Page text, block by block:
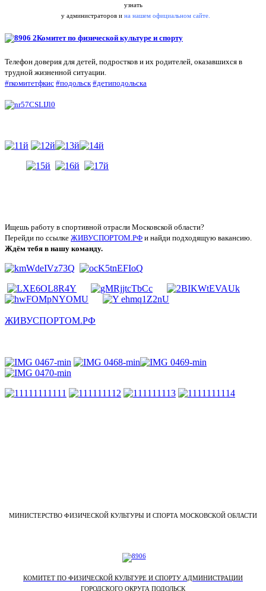
узнать
у администраторов и на нашем официальном сайте.
Комитет по физической культуре и спорту
Телефон доверия для детей, подростков и их родителей, оказавшихся в
трудной жизненной ситуации.
#rкомитетфкис #подольск #детиподольска
Ищешь работу в спортивной отрасли Московской области?
Перейди по ссылке ЖИВУСПОРТОМ.РФ и найди подходящую вакансию.
Ждём тебя в нашу команду.
ЖИВУСПОРТОМ.РФ
МИНИСТЕРСТВО ФИЗИЧЕСКОЙ КУЛЬТУРЫ И СПОРТА МОСКОВСКОЙ ОБЛАСТИ
КОМИТЕТ ПО ФИЗИЧЕСКОЙ КУЛЬТУРЕ И СПОРТУ АДМИНИСТРАЦИИ
ГОРОДСКОГО ОКРУГА ПОДОЛЬСК